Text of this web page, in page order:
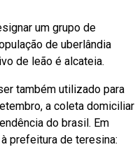
um grupo de
de uberlândia
de leão é alcateia.
também utilizado para
a coleta domiciliar
do brasil. Em
prefeitura de teresina: